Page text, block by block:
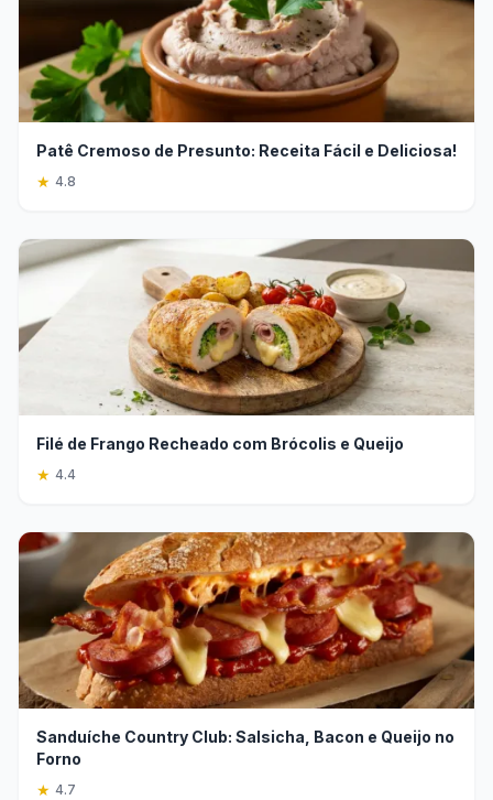
Patê Cremoso de Presunto: Receita Fácil e Deliciosa!
★ 4.8
Filé de Frango Recheado com Brócolis e Queijo
★ 4.4
Sanduíche Country Club: Salsicha, Bacon e Queijo no
Forno
★ 4.7